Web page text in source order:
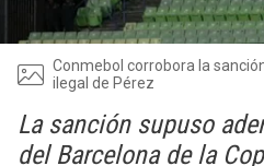
Conmebol corrobora la
ilegal de Pérez
La sanción supuso
del Barcelona de la